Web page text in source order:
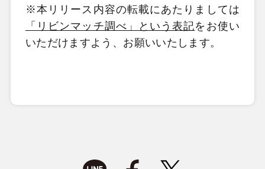
※本リリース内容の転載にあたりましては
「リビンマッチ調べ」という表記をお使い
いただけますよう、お願いいたします。